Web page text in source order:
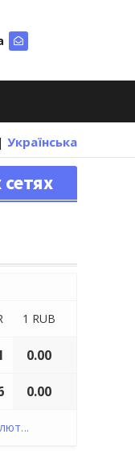
| Українська
1 RUB
0.00
0.00